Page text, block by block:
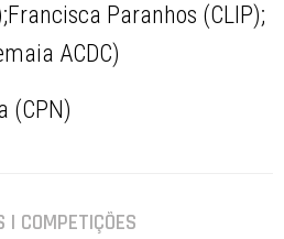
Paranhos (CLIP);
ACDC)
(CPN)
| COMPETIÇÕES